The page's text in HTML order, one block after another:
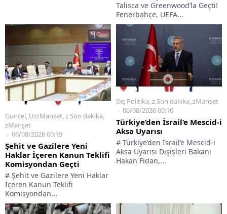
Talisca ve Greenwood’la Geçti!
Fenerbahçe, UEFA...
Güncel, ÜstManset,z Son dakika,
zManşet
06/08/2026 00:19
Şehit ve Gazilere Yeni
Haklar İçeren Kanun Teklifi
Komisyondan Geçti
# Şehit ve Gazilere Yeni Haklar
İçeren Kanun Teklifi
Komisyondan...
Dış Politika,z Son dakika,zManşet
06/08/2026 00:16
Türkiye’den İsrail’e Mescid-i
Aksa Uyarısı
# Türkiye’den İsrail’e Mescid-i
Aksa Uyarısı Dışişleri Bakanı
Hakan Fidan,...